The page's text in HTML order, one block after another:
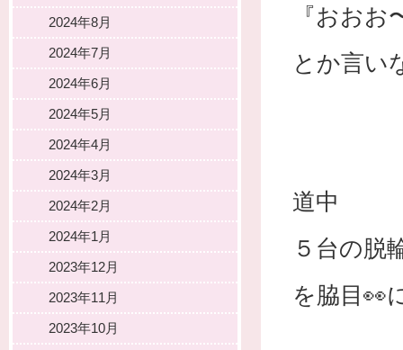
『おおお
とか言い
道中
５台の脱
を脇目👀
2024年8月
2024年7月
2024年6月
2024年5月
2024年4月
2024年3月
2024年2月
2024年1月
2023年12月
2023年11月
2023年10月